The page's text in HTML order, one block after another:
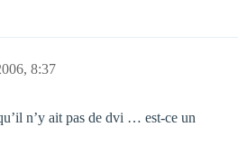
8:37
n’y ait pas de dvi … est-ce un